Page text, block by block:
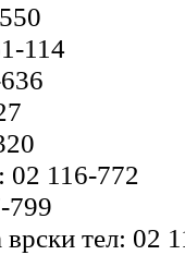
114
02 116-772
799
врски тел: 02